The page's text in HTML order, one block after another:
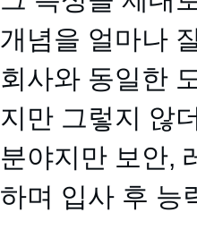
개념을 얼마나
회사와 동일한
지만 그렇지 않
분야지만 보안,
하며 입사 후 능